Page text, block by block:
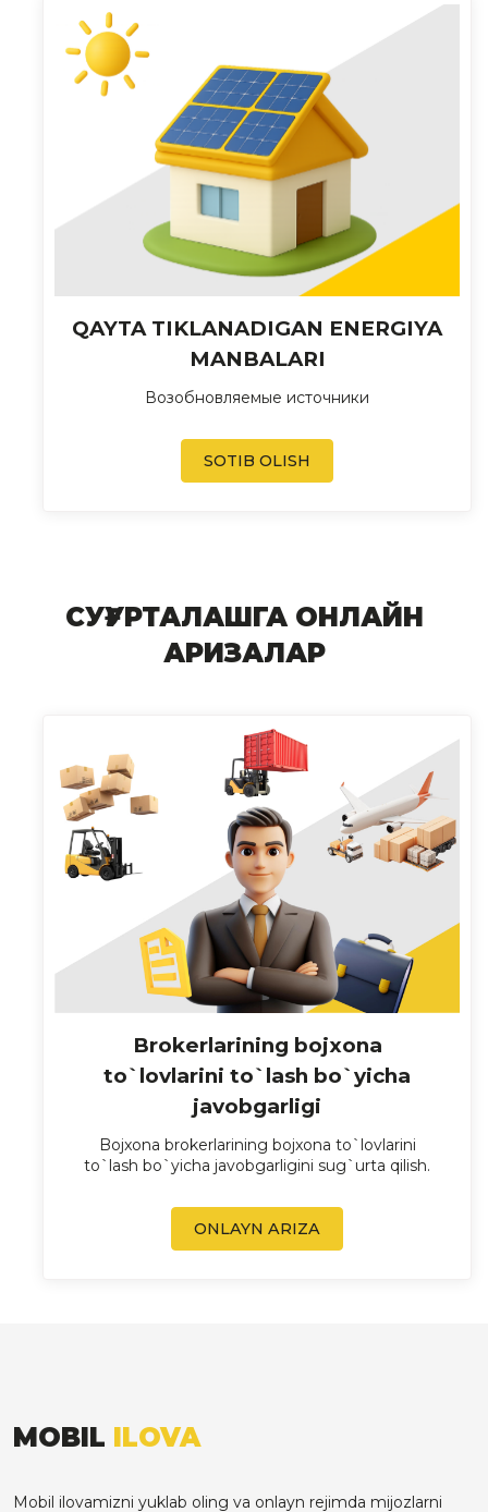
QAYTA TIKLANADIGAN ENERGIYA
MANBALARI
Возобновляемые источники
SOTIB OLISH
СУҒУРТАЛАШГА ОНЛАЙН
АРИЗАЛАР
Brokerlarining bojxona
to`lovlarini to`lash bo`yicha
javobgarligi
Bojxona brokerlarining bojxona to`lovlarini
to`lash bo`yicha javobgarligini sug`urta qilish.
ONLAYN ARIZA
MOBIL ILOVA
Mobil ilovamizni yuklab oling va onlayn rejimda mijozlarni